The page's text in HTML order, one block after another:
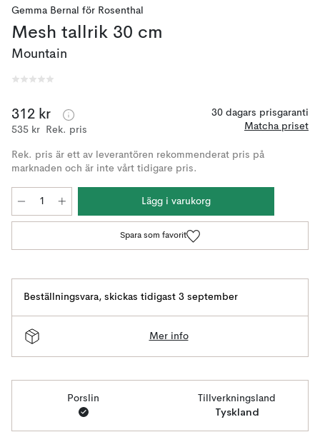
Gemma Bernal för Rosenthal
Mesh tallrik 30 cm
Mountain
312 kr
535 kr Rek. pris
30 dagars prisgaranti
Matcha priset
Rek. pris är ett av leverantören rekommenderat pris på
marknaden och är inte vårt tidigare pris.
Lägg i varukorg
Spara som favorit
Beställningsvara, skickas tidigast 3 september
Mer info
Porslin Tillverkningsland
Tyskland